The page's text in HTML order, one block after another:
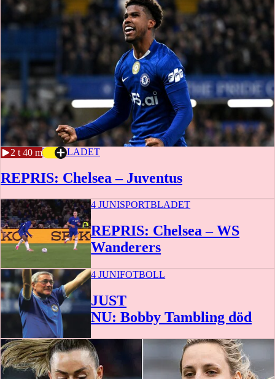
2 t 40 m
4 JUNISPORTBLADET
REPRIS: Chelsea – Juventus
2 t 49 m
4 JUNISPORTBLADET
REPRIS: Chelsea – WS
Wanderers
4 JUNIFOTBOLL
JUST
NU: Bobby Tambling död